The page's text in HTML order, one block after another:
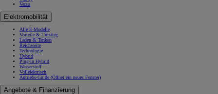
Verso
Elektromobilität
Alle E-Modelle
Vorteile & Umstieg
Laden & Tanken
Reichweite
Technologie
Hybrid
Plug-in Hybrid
Wasserstoff
Vollelektrisch
Antriebs-Guide (Öffnet ein neues Fenster)
Angebote & Finanzierung